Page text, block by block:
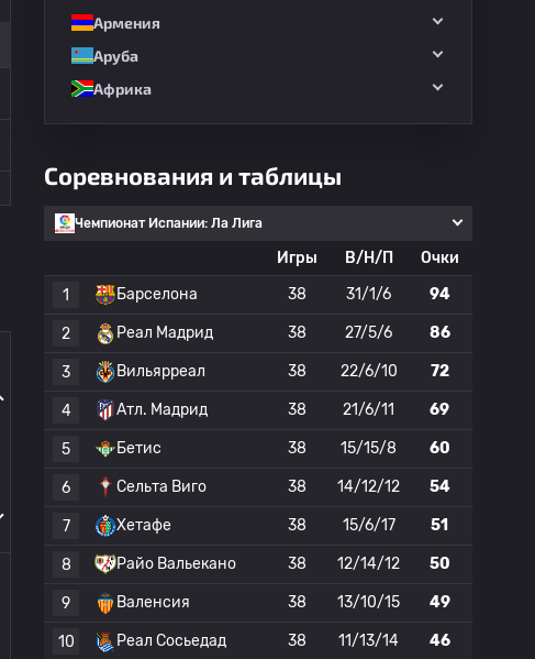
Армения
Аруба
Африка
Соревнования и таблицы
Чемпионат Испании: Ла Лига
Игры В/Н/П
Очки
1
Барселона 38 31/1/6 94
2 Реал Мадрид 38 27/5/6 86
3 Вильярреал 38 22/6/10 72
4 Атл. Мадрид 38 21/6/11 69
5 Бетис 38 15/15/8 60
6 Сельта Виго 38 14/12/12 54
7 Хетафе 38 15/6/17 51
8 Райо Вальекано 38 12/14/12 50
9 Валенсия 38 13/10/15 49
10 Реал Сосьедад 38 11/13/14 46